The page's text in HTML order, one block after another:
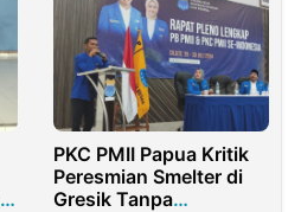
PKC PMII Papua Kritik
Peresmian Smelter di
Gresik Tanpa